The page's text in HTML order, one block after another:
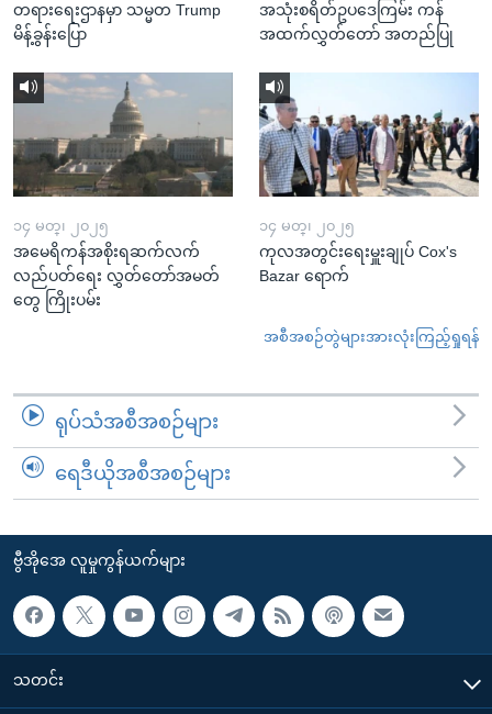
တရားရေးဌာနမှာ သမ္မတ Trump
မိန့်ခွန်းပြော
အသုံးစရိတ်ဥပဒေကြမ်း ကန်
အထက်လွှတ်တော် အတည်ပြု
၁၄ မတ္၊ ၂၀၂၅
အမေရိကန်အစိုးရဆက်လက်
လည်ပတ်ရေး လွှတ်တော်အမတ်
တွေ ကြိုးပမ်း
၁၄ မတ္၊ ၂၀၂၅
ကုလအတွင်းရေးမှူးချုပ် Cox's
Bazar ရောက်
အစီအစဉ်တွဲများအားလုံးကြည့်ရှုရန်
ရုပ်သံအစီအစဉ်များ
ရေဒီယိုအစီအစဉ်များ
ဗွီအိုအေ လူမှုကွန်ယက်များ
သတင်း